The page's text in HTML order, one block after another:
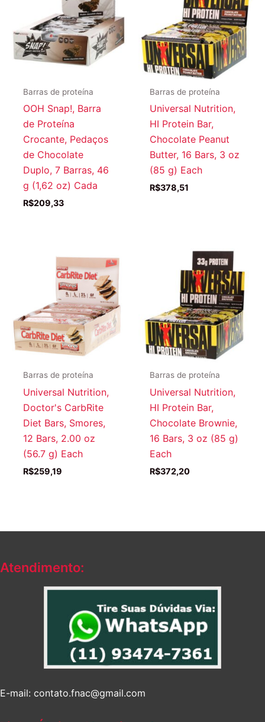
Barras de proteína
OOH Snap!, Barra
de Proteína
Crocante, Pedaços
de Chocolate
Duplo, 7 Barras, 46
g (1,62 oz) Cada
R$209,33
Barras de proteína
Universal Nutrition,
HI Protein Bar,
Chocolate Peanut
Butter, 16 Bars, 3 oz
(85 g) Each
R$378,51
Barras de proteína
Universal Nutrition,
Doctor's CarbRite
Diet Bars, Smores,
12 Bars, 2.00 oz
(56.7 g) Each
R$259,19
Barras de proteína
Universal Nutrition,
HI Protein Bar,
Chocolate Brownie,
16 Bars, 3 oz (85 g)
Each
R$372,20
Atendimento:
E-mail: contato.fnac@gmail.com